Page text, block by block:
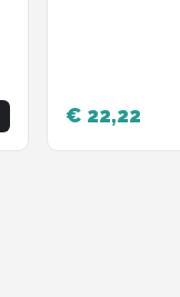
€ 22,22